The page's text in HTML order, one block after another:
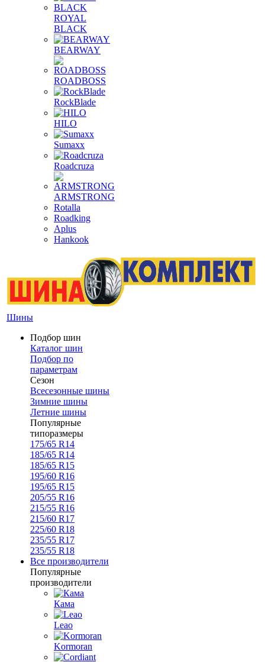
ROYAL
BLACK
BEARWAY
ROADBOSS
RockBlade
HILO
Sumaxx
Roadcruza
ARMSTRONG
Rotalla
Roadking
Aplus
Hankook
Шины
Подбор шин
Каталог шин
Подбор по
параметрам
Сезон
Всесезонные шины
Зимние шины
Летние шины
Популярные
типоразмеры
175/65 R14
185/65 R14
185/65 R15
195/60 R16
195/65 R15
205/55 R16
215/55 R16
215/60 R17
225/60 R18
235/55 R17
235/55 R18
Все производители
Популярные
производители
Кама
Leao
Kormoran